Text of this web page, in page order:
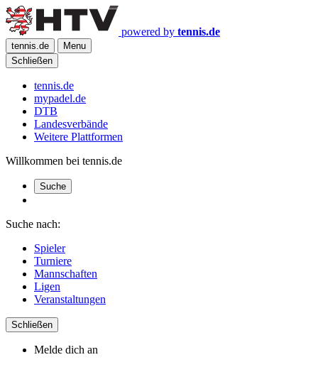
powered by tennis.de
tennis.de
Menu
Schließen
tennis.de
mypadel.de
DTB
Landesverbände
Weitere Plattformen
Willkommen bei tennis.de
Suche
Suche nach:
Spieler
Turniere
Mannschaften
Ligen
Veranstaltungen
Schließen
Melde dich an